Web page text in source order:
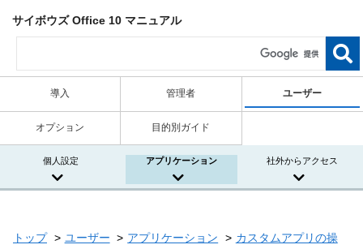
サイボウズ Office 10 マニュアル
導入 管理者 ユーザー
オプション 目的別ガイド
個人設定 アプリケーション 社外からアクセス
トップ ユーザー アプリケーション
カスタムアプリの操